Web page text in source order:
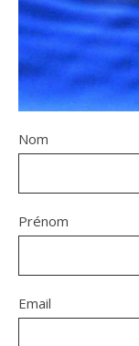
Nom
Prénom
Email